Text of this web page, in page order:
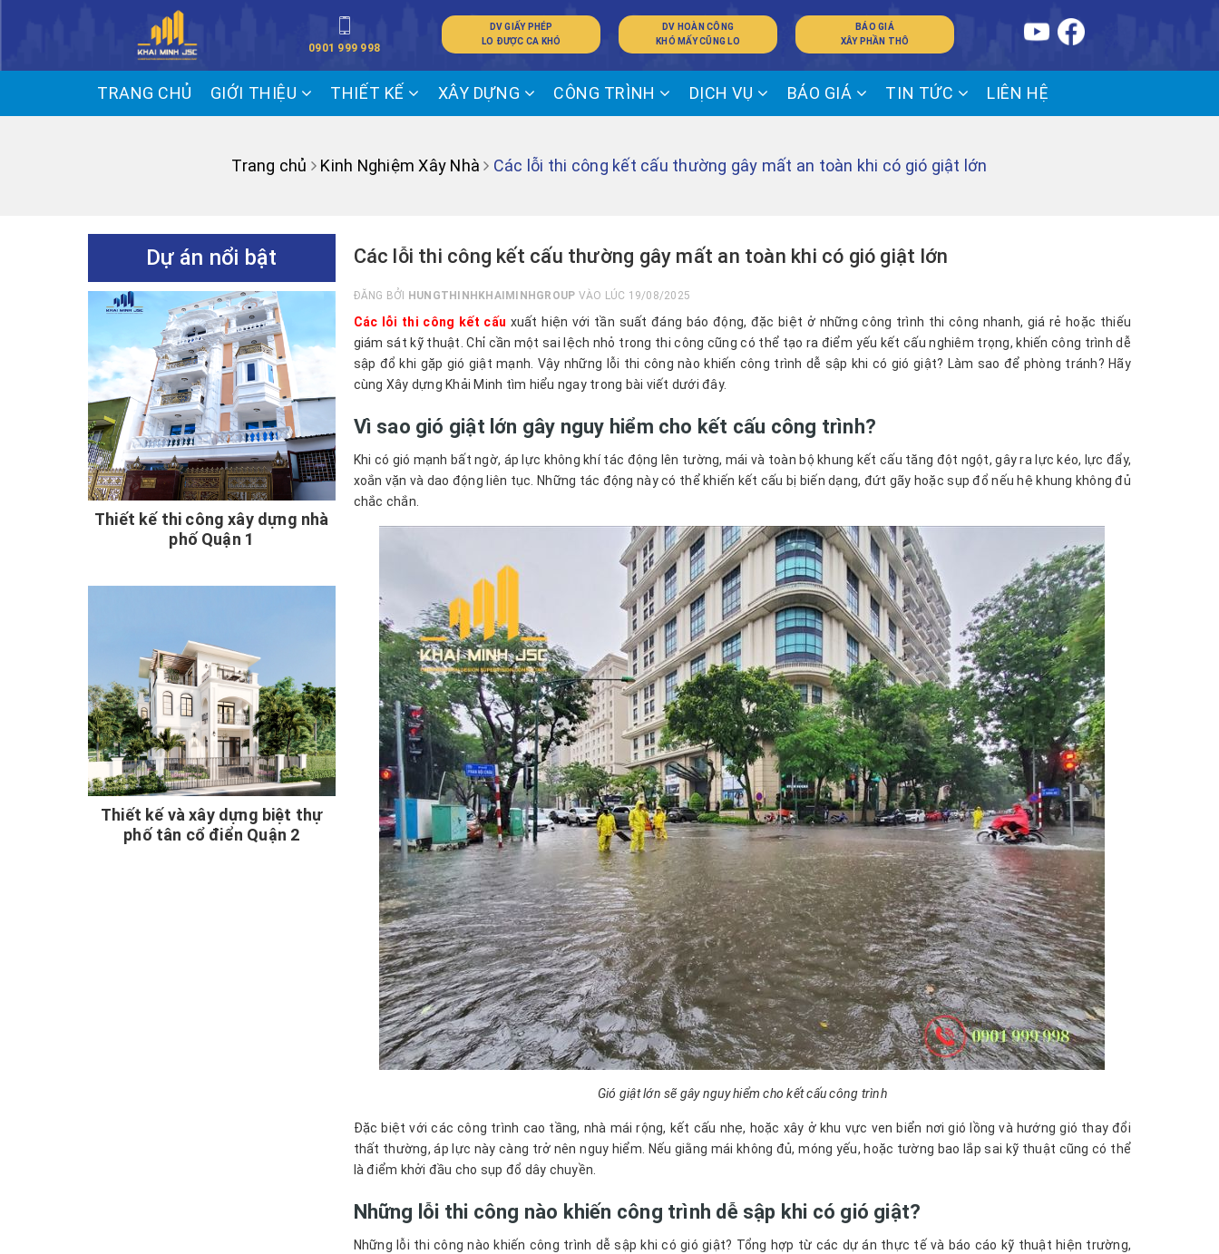
0901 999 998
DV GIẤY PHÉP
LO ĐƯỢC CA KHÓ
DV HOÀN CÔNG
KHÓ MẤY CŨNG LO
BÁO GIÁ
XÂY PHẦN THÔ
TRANG CHỦ GIỚI THIỆU THIẾT KẾ XÂY DỰNG CÔNG TRÌNH DỊCH VỤ BÁO GIÁ TIN TỨC LIÊN HỆ
Trang chủ Kinh Nghiệm Xây Nhà Các lỗi thi công kết cấu thường gây mất an toàn khi có gió giật lớn
Các lỗi thi công kết cấu thường gây mất an toàn khi có gió giật lớn
ĐĂNG BỞI HUNGTHINHKHAIMINHGROUP VÀO LÚC 19/08/2025
Các lỗi thi công kết cấu xuất hiện với tần suất đáng báo động, đặc biệt ở những công trình thi công nhanh, giá rẻ hoặc thiếu
giám sát kỹ thuật. Chỉ cần một sai lệch nhỏ trong thi công cũng có thể tạo ra điểm yếu kết cấu nghiêm trọng, khiến công trình dễ
sập đổ khi gặp gió giật mạnh. Vậy những lỗi thi công nào khiến công trình dễ sập khi có gió giật? Làm sao để phòng tránh? Hãy
cùng Xây dựng Khải Minh tìm hiểu ngay trong bài viết dưới đây.
Vì sao gió giật lớn gây nguy hiểm cho kết cấu công trình?
Khi có gió mạnh bất ngờ, áp lực không khí tác động lên tường, mái và toàn bộ khung kết cấu tăng đột ngột, gây ra lực kéo, lực đẩy,
xoắn vặn và dao động liên tục. Những tác động này có thể khiến kết cấu bị biến dạng, đứt gãy hoặc sụp đổ nếu hệ khung không đủ
chắc chắn.
Gió giật lớn sẽ gây nguy hiểm cho kết cấu công trình
Đặc biệt với các công trình cao tầng, nhà mái rộng, kết cấu nhẹ, hoặc xây ở khu vực ven biển nơi gió lồng và hướng gió thay đổi
thất thường, áp lực này càng trở nên nguy hiểm. Nếu giằng mái không đủ, móng yếu, hoặc tường bao lắp sai kỹ thuật cũng có thể
là điểm khởi đầu cho sụp đổ dây chuyền.
Những lỗi thi công nào khiến công trình dễ sập khi có gió giật?
Những lỗi thi công nào khiến công trình dễ sập khi có gió giật? Tổng hợp từ các dự án thực tế và báo cáo kỹ thuật hiện trường,
Dự án nổi bật
Thiết kế thi công xây dựng nhà
phố Quận 1
Thiết kế và xây dựng biệt thự
phố tân cổ điển Quận 2